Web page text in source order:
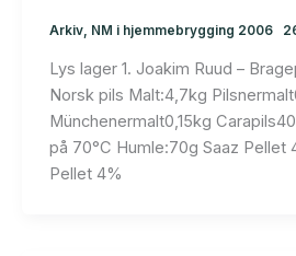
Arkiv, NM i hjemmebrygging 2006
Lys lager 1. Joakim Ruud –
Norsk pils Malt:4,7kg
Münchenermalt0,15kg
på 70°C Humle:70g Saaz Pellet
Pellet 4%